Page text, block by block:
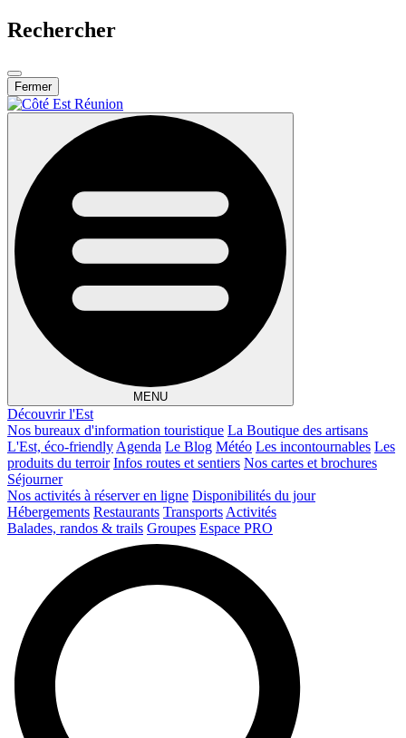
Rechercher
Fermer
MENU
Découvrir l'Est
Nos bureaux d'information touristique La Boutique des artisans
L'Est, éco-friendly Agenda Le Blog Météo Les incontournables Les
produits du terroir Infos routes et sentiers Nos cartes et brochures
Séjourner
Nos activités à réserver en ligne Disponibilités du jour
Hébergements Restaurants Transports Activités
Balades, randos & trails Groupes Espace PRO